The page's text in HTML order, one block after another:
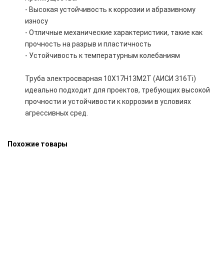
- Высокая устойчивость к коррозии и абразивному
износу
- Отличные механические характеристики, такие как
прочность на разрыв и пластичность
- Устойчивость к температурным колебаниям
Труба электросварная 10Х17Н13М2Т (АИСИ 316Ti)
идеально подходит для проектов, требующих высокой
прочности и устойчивости к коррозии в условиях
агрессивных сред.
Похожие товары